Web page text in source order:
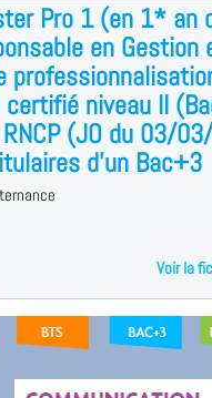
Pro 1 (en 1* an
en Gestion
certifié niveau II
(JO du 03/
d'un Bac+3
Voir la